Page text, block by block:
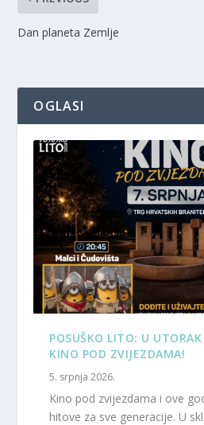
Dan planeta Zemlje
OGLASI
POSUŠKO LITO: U UTORAK
KINO POD ZVIJEZDAMA!
5. srpnja 2026.
Kino pod zvijezdama i ove
hitove za sve generacije. U